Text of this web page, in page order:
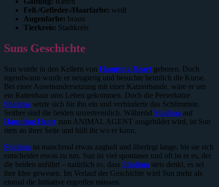
Fell-/Gefieder-/Haarfarbe: weiß
Augenfarbe: braun
Tierkreis: Stadtkreis
Suns Geschichte
Sun wurde in den Kellern von Haunting Heart geboren. Doch
irgendwann wurde er neugierig und besuchte heimlich die Kurse.
Bei einer Auseinandersetzung mit einer Katzenbande, wäre er um
ein Rattenhaar ums Leben gekommen. Doch die Perserkatze
Shalima setzte sich für ihn ein und verhinderte das Schlimmste.
Seither sind die beiden unzertrennlich. Während Shalima auf
Haunting Heart zum ANIMAL AGENT ausgebildet wird, ist Sun
stets an ihrer Seite und hilft ihr wo er kann.
Shalima ist manchmal etwas zaghaft und überlegt lange, bis sie sich
entscheidet etwas zu tun. Sun ist viel spontaner und oft ist er es, der
die beiden anführt – natürlich so, dass Shalima stets denkt, es sei
ihre Idee gewesen. Im Verlauf der Geschichte wird Sun mehr als
einmal die Initiative ergreifen müssen.